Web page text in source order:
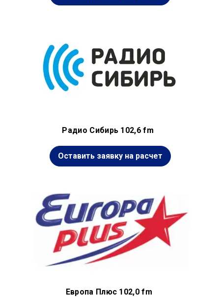
Радио Сибирь 102,6 fm
Оставить заявку на расчет
Европа Плюс 102,0 fm